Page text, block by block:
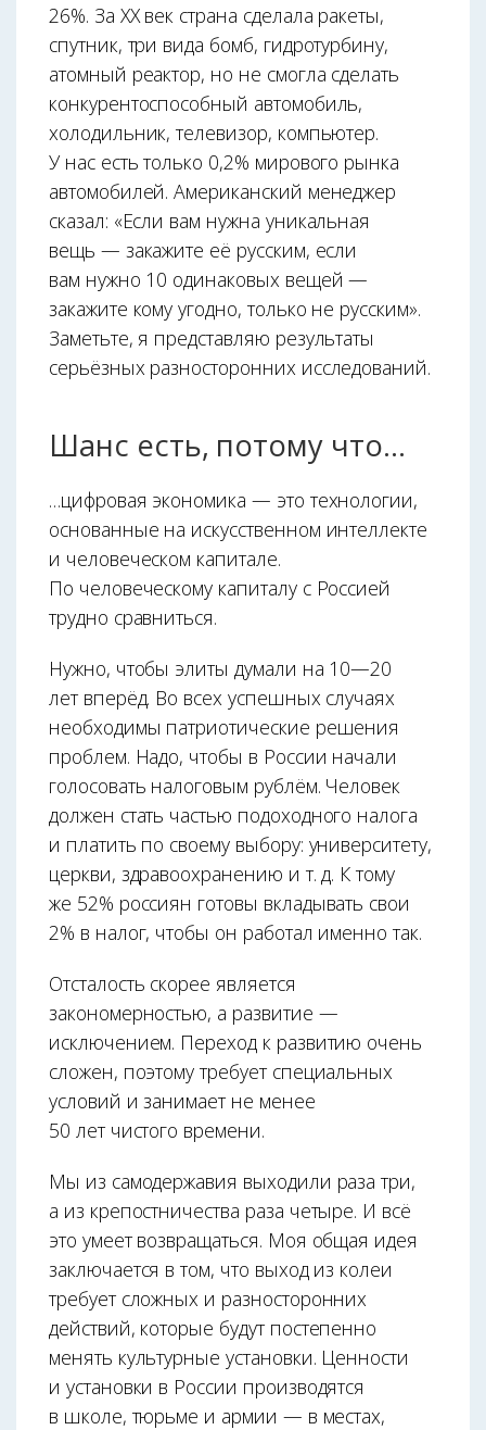
26%. За XX век страна сделала ракеты,
спутник, три вида бомб, гидротурбину,
атомный реактор, но не смогла сделать
конкурентоспособный автомобиль,
холодильник, телевизор, компьютер.
У нас есть только 0,2% мирового рынка
автомобилей. Американский менеджер
сказал: «Если вам нужна уникальная
вещь — закажите её русским, если
вам нужно 10 одинаковых вещей —
закажите кому угодно, только не русским».
Заметьте, я представляю результаты
серьёзных разносторонних исследований.
Шанс есть, потому что…
…цифровая экономика — это технологии,
основанные на искусственном интеллекте
и человеческом капитале.
По человеческому капиталу с Россией
трудно сравниться.
Нужно, чтобы элиты думали на 10—20
лет вперёд. Во всех успешных случаях
необходимы патриотические решения
проблем. Надо, чтобы в России начали
голосовать налоговым рублём. Человек
должен стать частью подоходного налога
и платить по своему выбору: университету,
церкви, здравоохранению и т. д. К тому
же 52% россиян готовы вкладывать свои
2% в налог, чтобы он работал именно так.
Отсталость скорее является
закономерностью, а развитие —
исключением. Переход к развитию очень
сложен, поэтому требует специальных
условий и занимает не менее
50 лет чистого времени.
Мы из самодержавия выходили раза три,
а из крепостничества раза четыре. И всё
это умеет возвращаться. Моя общая идея
заключается в том, что выход из колеи
требует сложных и разносторонних
действий, которые будут постепенно
менять культурные установки. Ценности
и установки в России производятся
в школе, тюрьме и армии — в местах,